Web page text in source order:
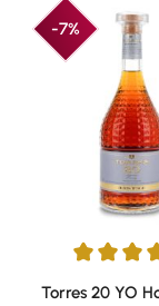
-7%
Torres 20 YO